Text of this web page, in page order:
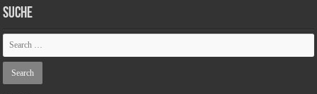
SUCHE